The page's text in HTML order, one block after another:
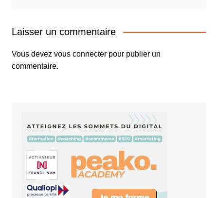
Laisser un commentaire
Vous devez vous connecterpour publier un
commentaire.